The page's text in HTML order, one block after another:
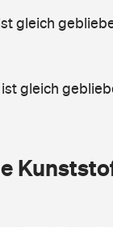
gleich
gleich